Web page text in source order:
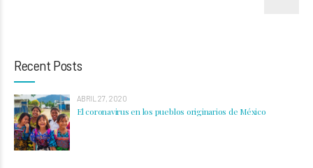
Recent Posts
ABRIL 27, 2020
El coronavirus en los pueblos originarios de México